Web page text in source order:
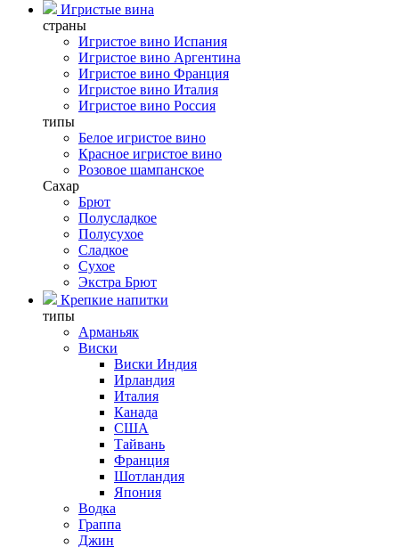
Игристые вина
страны
Игристое вино Испания
Игристое вино Аргентина
Игристое вино Франция
Игристое вино Италия
Игристое вино Россия
типы
Белое игристое вино
Красное игристое вино
Розовое шампанское
Сахар
Брют
Полусладкое
Полусухое
Сладкое
Сухое
Экстра Брют
Крепкие напитки
типы
Арманьяк
Виски
Виски Индия
Ирландия
Италия
Канада
США
Тайвань
Франция
Шотландия
Япония
Водка
Граппа
Джин